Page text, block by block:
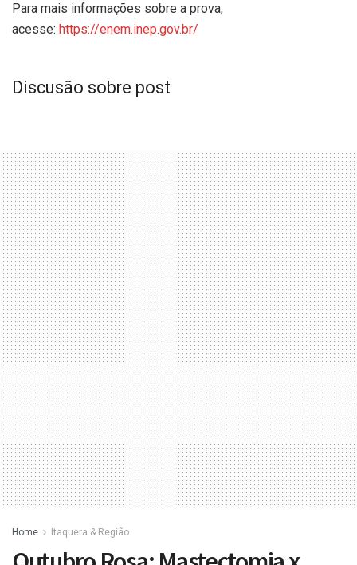
Para mais informações sobre a prova,
acesse: https://enem.inep.gov.br/
Discusão sobre post
Home Itaquera & Região